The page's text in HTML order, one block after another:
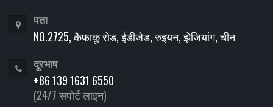
पता
NO.2725, कैफाकू रोड, ईडीजेड, रुइयन, झेजियांग, चीन
दूरभाष
+86 139 1631 6550
(24/7 सपोर्ट लाइन)